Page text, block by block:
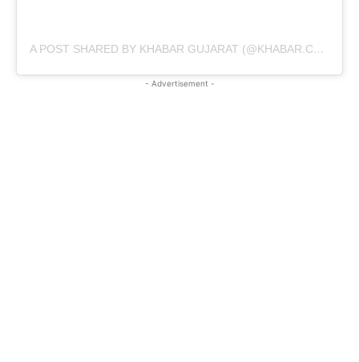
A POST SHARED BY KHABAR GUJARAT (@KHABAR.COMMUNICATION)
- Advertisement -